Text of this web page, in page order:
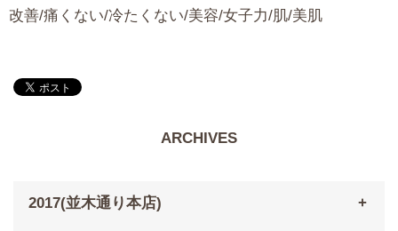
改善/痛くない/冷たくない/美容/女子力/肌/美肌
ARCHIVES
2017(並木通り本店)